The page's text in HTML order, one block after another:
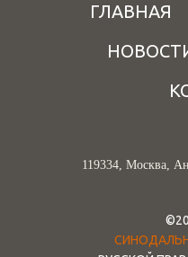
ГЛАВНАЯ
119334, Москва,